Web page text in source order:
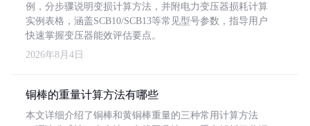
例，分步骤说明变损计算方法，并附电力变压器损耗计算
实例表格，涵盖SCB10/SCB13等常见型号参数，指导用户
快速掌握变压器能效评估要点。
2026年8月4日
铜棒的重量计算方法有哪些
本文详细介绍了铜棒和黄铜棒重量的三种常用计算方法